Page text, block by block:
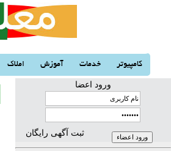
کامپیوتر خدمات آموزش املاک
ورود اعضا
ثبت آگهی رایگان